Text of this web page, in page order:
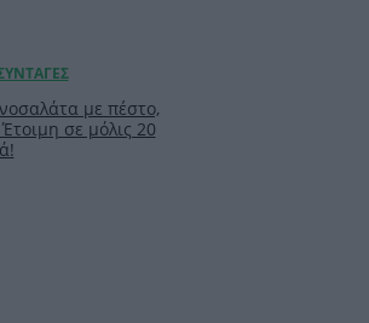
με πέστο,
σε μόλις 20